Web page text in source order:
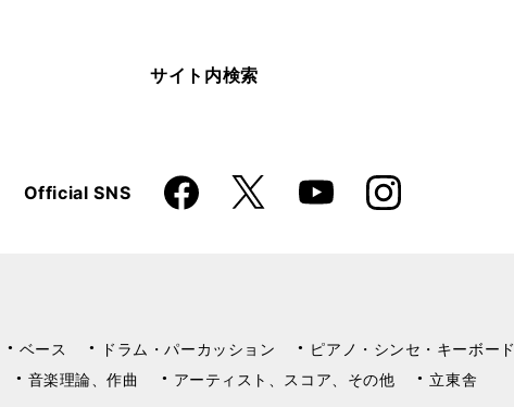
サイト内検索
Official SNSFaceboo
k
X YouTube Instagra
m
ベース ドラム・パーカッション ピアノ・シンセ・キーボード
音楽理論、作曲 アーティスト、スコア、その他 立東舎